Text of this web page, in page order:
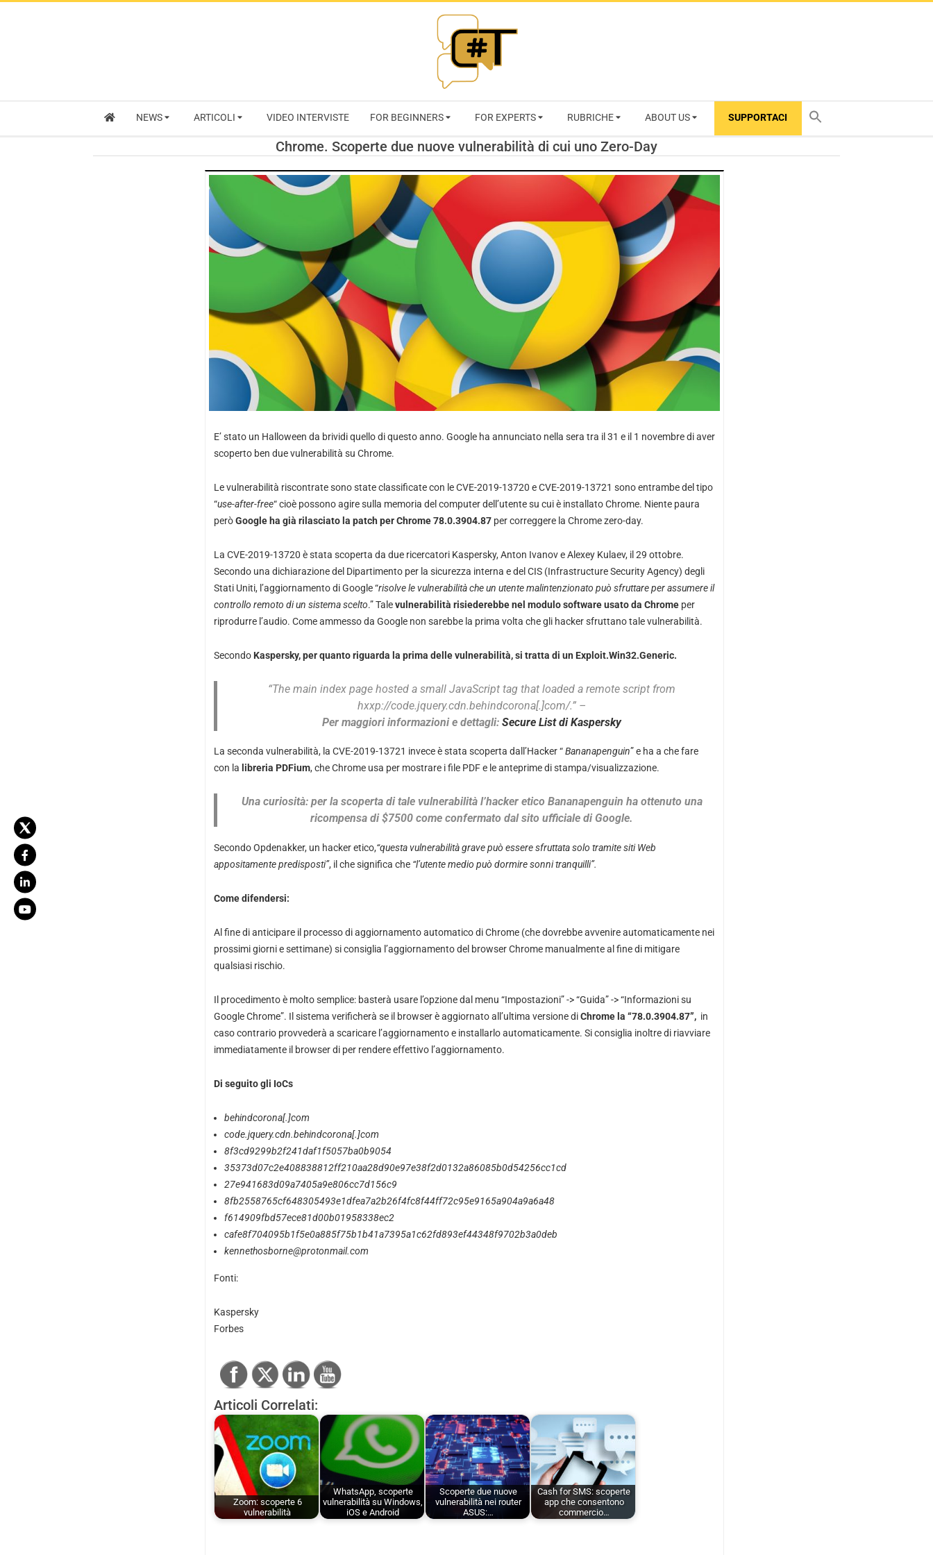
RIVISTA
CYBERSECURITY
TRENDS
NEWS ARTICOLI VIDEO INTERVISTE FOR BEGINNERS FOR EXPERTS RUBRICHE ABOUT US SUPPORTACI
Chrome. Scoperte due nuove vulnerabilità di cui uno Zero-Day
E’ stato un Halloween da brividi quello di questo anno. Google ha annunciato nella sera tra il 31 e il 1 novembre di aver
scoperto ben due vulnerabilità su Chrome.
Le vulnerabilità riscontrate sono state classificate con le CVE-2019-13720 e CVE-2019-13721 sono entrambe del tipo
“use-after-free“ cioè possono agire sulla memoria del computer dell’utente su cui è installato Chrome. Niente paura
peròGoogle ha già rilasciato la patch per Chrome 78.0.3904.87per correggere la Chrome zero-day.
La CVE-2019-13720 è stata scoperta da due ricercatori Kaspersky, Anton Ivanov e Alexey Kulaev, il 29 ottobre.
Secondo una dichiarazione del Dipartimento per la sicurezza interna e del CIS (Infrastructure Security Agency) degli
Stati Uniti, l’aggiornamento di Google “risolve le vulnerabilità che un utente malintenzionato può sfruttare per assumere il
controllo remoto di un sistema scelto.” Talevulnerabilità risiederebbe nel modulo software usato da Chromeper
riprodurre l’audio. Come ammesso da Google non sarebbe la prima volta che gli hacker sfruttano tale vulnerabilità.
Secondo Kaspersky, per quanto riguarda la prima delle vulnerabilità, si tratta di un Exploit.Win32.Generic.
“The main index page hosted a small JavaScript tag that loaded a remote script from
hxxp://code.jquery.cdn.behindcorona[.]com/.” –
Per maggiori informazioni e dettagli: Secure List di Kaspersky
La seconda vulnerabilità, la CVE-2019-13721 invece è stata scoperta dall’Hacker “Bananapenguin” e ha a che fare
con la libreria PDFium, che Chrome usa per mostrare i file PDF e le anteprime di stampa/visualizzazione.
Una curiosità: per la scoperta di tale vulnerabilità l’hacker etico Bananapenguin ha ottenuto una
ricompensa di $7500 come confermato dal sito ufficiale di Google.
Secondo Opdenakker, un hacker etico,“questa vulnerabilità grave può essere sfruttata solo tramite siti Web
appositamente predisposti”, il che significa che “l’utente medio può dormire sonni tranquilli”.
Come difendersi:
Al fine di anticipare il processo di aggiornamento automatico di Chrome (che dovrebbe avvenire automaticamente nei
prossimi giorni e settimane) si consiglia l’aggiornamento del browser Chrome manualmente al fine di mitigare
qualsiasi rischio.
Il procedimento è molto semplice: basterà usare l’opzione dal menu “Impostazioni” -> “Guida” -> “Informazioni su
Google Chrome”. Il sistema verificherà se il browser è aggiornato all’ultima versione diChrome la “78.0.3904.87”, in
caso contrario provvederà a scaricare l’aggiornamento e installarlo automaticamente. Si consiglia inoltre di riavviare
immediatamente il browser di per rendere effettivo l’aggiornamento.
Di seguito gli IoCs
behindcorona[.]com
code.jquery.cdn.behindcorona[.]com
8f3cd9299b2f241daf1f5057ba0b9054
35373d07c2e408838812ff210aa28d90e97e38f2d0132a86085b0d54256cc1cd
27e941683d09a7405a9e806cc7d156c9
8fb2558765cf648305493e1dfea7a2b26f4fc8f44ff72c95e9165a904a9a6a48
f614909fbd57ece81d00b01958338ec2
cafe8f704095b1f5e0a885f75b1b41a7395a1c62fd893ef44348f9702b3a0deb
kennethosborne@protonmail.com
Fonti:
Kaspersky
Forbes
Articoli Correlati:
Zoom: scoperte 6
vulnerabilità
WhatsApp, scoperte
vulnerabilità su Windows,
iOS e Android
Scoperte due nuove
vulnerabilità nei router
ASUS:…
Cash for SMS: scoperte
app che consentono
commercio…